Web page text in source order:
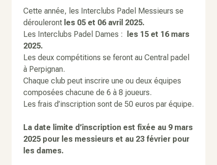
Cette année, les Interclubs Padel Messieurs se
dérouleront les 05 et 06 avril 2025.
Les Interclubs Padel Dames :
les 15 et 16 mars
2025.
Les deux compétitions se feront au Central padel
à Perpignan.
Chaque club peut inscrire une ou deux équipes
composées chacune de 6 à 8 joueurs.
Les frais d’inscription sont de 50 euros par équipe.
La date limite d’inscription est fixée au 9 mars
2025 pour les messieurs et au 23 février pour
les dames.